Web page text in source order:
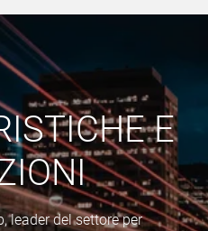
E
leader del settore per